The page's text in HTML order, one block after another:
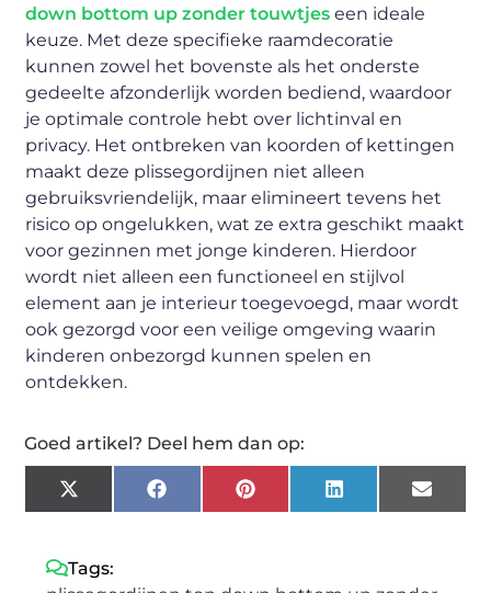
down bottom up zonder touwtjes een ideale
keuze. Met deze specifieke raamdecoratie
kunnen zowel het bovenste als het onderste
gedeelte afzonderlijk worden bediend, waardoor
je optimale controle hebt over lichtinval en
privacy. Het ontbreken van koorden of kettingen
maakt deze plissegordijnen niet alleen
gebruiksvriendelijk, maar elimineert tevens het
risico op ongelukken, wat ze extra geschikt maakt
voor gezinnen met jonge kinderen. Hierdoor
wordt niet alleen een functioneel en stijlvol
element aan je interieur toegevoegd, maar wordt
ook gezorgd voor een veilige omgeving waarin
kinderen onbezorgd kunnen spelen en
ontdekken.
Goed artikel? Deel hem dan op:
X
(Twitter)
FacebookPinterestLinkedIn Email
Tags: